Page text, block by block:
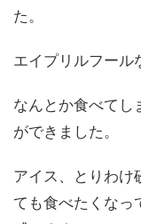
た。
エイプリルフール
なんとか食べてし
ができました。
アイス、とりわけ
ても食べたくなっ